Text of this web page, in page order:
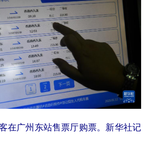
广州东站售票厅购票。 新华社记